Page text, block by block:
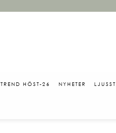
TREND HÖST-26 NYHETER